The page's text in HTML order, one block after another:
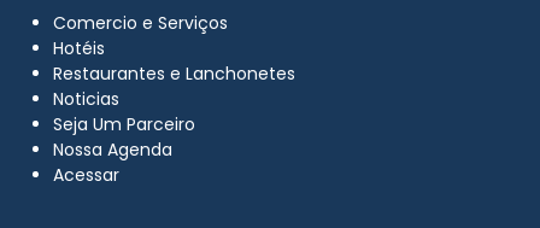
Comercio e Serviços
Hotéis
Restaurantes e Lanchonetes
Noticias
Seja Um Parceiro
Nossa Agenda
Acessar